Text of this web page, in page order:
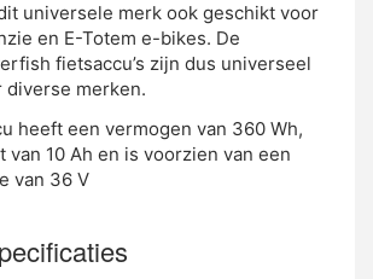
universele merk ook geschikt voor
en E-Totem e-bikes. De
fietsaccu’s zijn dus universeel
diverse merken.
heeft een vermogen van 360 Wh,
van 10 Ah en is voorzien van een
van 36 V